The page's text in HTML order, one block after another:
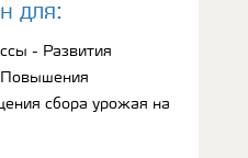
для:
- Развития
Повышения
сбора урожая на